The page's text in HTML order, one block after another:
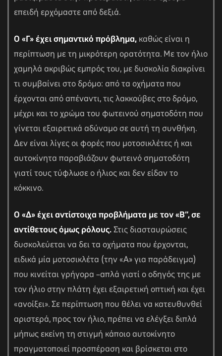
επειδή ερχόμαστε από δεξιά.
Ο «Γ» έχει σημαντικό πρόβλημα, καθώς είναι η
περίπτωση με τη μικρότερη ορατότητα. Με τον ήλιο
χαμηλά ακριβώς εμπρός του, με δυσκολία διακρίνει
τι συμβαίνει στο δρόμο: από τα οχήματα που
έρχονται από απέναντι, τις λακκούβες στο δρόμο,
μέχρι και το χρώμα του φωτεινού σηματοδότη που
γίνεται εξαιρετικά αδύναμο σε αυτή τη συνθήκη.
Δεν είναι λίγες οι φορές που μοτοσικλέτες ή και
αυτοκίνητα παραβιάζουν φωτεινό σηματοδότη
γιατί τους τύφλωσε ο ήλιος και δεν είδαν το
κόκκινο.
Ο «Δ» έχει αντίστοιχα προβλήματα με τον «Β”, σε
αντίθετους όμως ρόλους.Στις διασταυρώσεις
δυσκολεύεται να δει τα οχήματα που έρχονται,
ειδικά μία μοτοσικλέτα (την «Α» για παράδειγμα)
που κινείται γρήγορα –απλά γιατί ο οδηγός της με
τον ήλιο στην πλάτη έχει εξαιρετική οπτική και έχει
«ανοίξει». Σε περίπτωση που θέλει να κατευθυνθεί
αριστερά, προς τον ήλιο, πρέπει να ελέγξει διπλά
μήπως εκείνη τη στιγμή κάποιο αυτοκίνητο
πραγματοποιεί προσπέραση και βρίσκεται στο